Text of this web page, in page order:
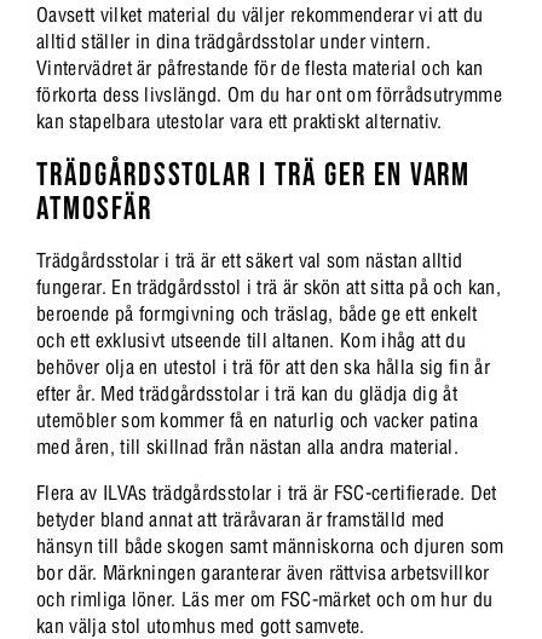
Oavsett vilket material du väljer rekommenderar vi att du
alltid ställer in dina trädgårdsstolar under vintern.
Vintervädret är påfrestande för de flesta material och kan
förkorta dess livslängd. Om du har ont om förrådsutrymme
kan stapelbara utestolar vara ett praktiskt alternativ.
TRÄDGÅRDSSTOLAR I TRÄ GER EN VARM
ATMOSFÄR
Trädgårdsstolar i trä är ett säkert val som nästan alltid
fungerar. En trädgårdsstol i trä är skön att sitta på och kan,
beroende på formgivning och träslag, både ge ett enkelt
och ett exklusivt utseende till altanen. Kom ihåg att du
behöver olja en utestol i trä för att den ska hålla sig fin år
efter år. Med trädgårdsstolar i trä kan du glädja dig åt
utemöbler som kommer få en naturlig och vacker patina
med åren, till skillnad från nästan alla andra material.
Flera av ILVAs trädgårdsstolar i trä är FSC-certifierade. Det
betyder bland annat att träråvaran är framställd med
hänsyn till både skogen samt människorna och djuren som
bor där. Märkningen garanterar även rättvisa arbetsvillkor
och rimliga löner. Läs mer om FSC-märket och om hur du
kan välja stol utomhus med gott samvete.